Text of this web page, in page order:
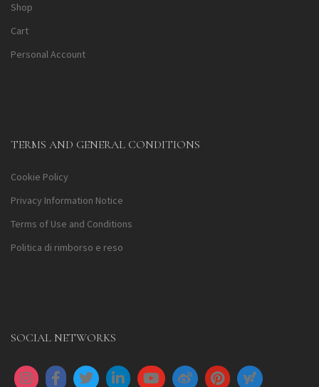
Shop
Cart
Personal Account
TERMS AND GENERAL CONDITIONS
Cookie Policy
Privacy Information Notice
Terms of Use and Conditions
Politica di rimborso e reso
SOCIAL NETWORKS